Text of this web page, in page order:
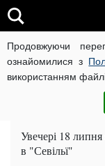
Продовжуючи
ознайомилися з
використанням
ВІЙНА РОСІЇ
Коноплянка
Увечері 18
в "Севільї"